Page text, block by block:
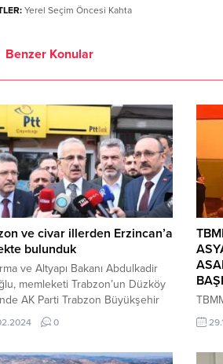
Yerel Seçim Öncesi Kahta
Benzer Konular
ve civar illerden Erzincan’a
bulunduk
ve Altyapı Bakanı Abdulkadir
memleketi Trabzon’un Düzköy
AK Parti Trabzon Büyükşehir
Başkan Adayı Ahmet Metin
Düzköy İlçe Belediye Başkan
0